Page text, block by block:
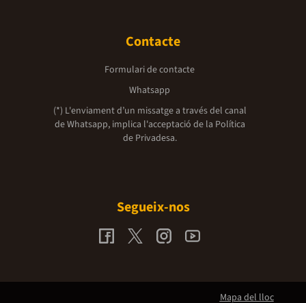
Contacte
Formulari de contacte
Whatsapp
(*) L'enviament d’un missatge a través del canal
de Whatsapp, implica l'acceptació de la Política
de Privadesa.
Segueix-nos
Mapa del lloc